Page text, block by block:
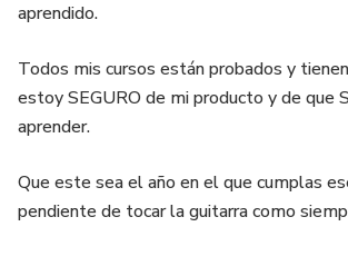
aprendido.
Todos mis cursos están probados y
estoy SEGURO de mi producto y de que
aprender.
Que este sea el año en el que cumplas
pendiente de tocar la guitarra como